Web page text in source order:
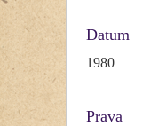
Datum
1980
Prava